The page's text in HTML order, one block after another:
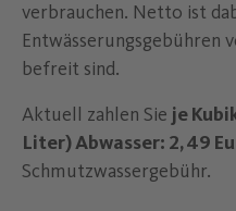
verbrauchen. Netto ist
Entwässerungsgebühren
befreit sind.
Aktuell zahlen Sie je
Liter) Abwasser: 2,49
Schmutzwassergebühr.